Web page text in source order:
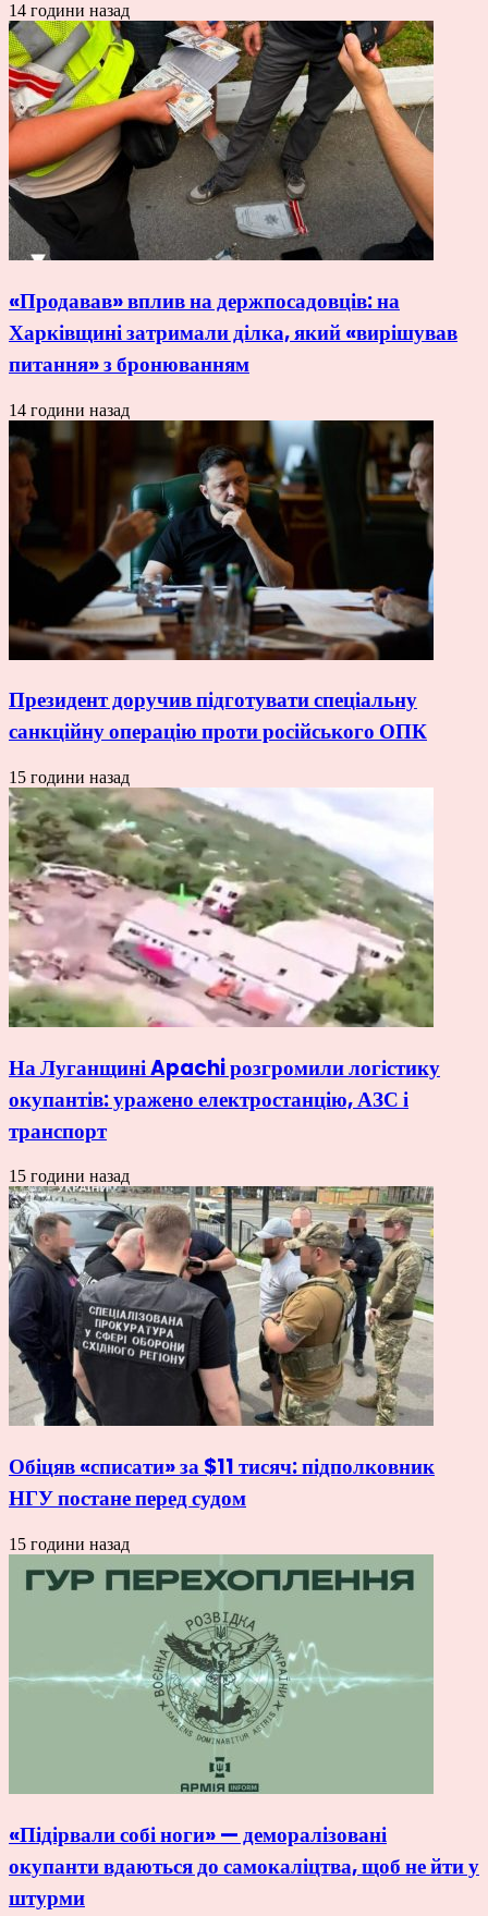
14 години назад
«Продавав» вплив на держпосадовців: на
Харківщині затримали ділка, який «вирішував
питання» з бронюванням
14 години назад
Президент доручив підготувати спеціальну
санкційну операцію проти російського ОПК
15 години назад
На Луганщині Apachi розгромили логістику
окупантів: уражено електростанцію, АЗС і
транспорт
15 години назад
Обіцяв «списати» за $11 тисяч: підполковник
НГУ постане перед судом
15 години назад
«Підірвали собі ноги» — деморалізовані
окупанти вдаються до самокаліцтва, щоб не йти у
штурми